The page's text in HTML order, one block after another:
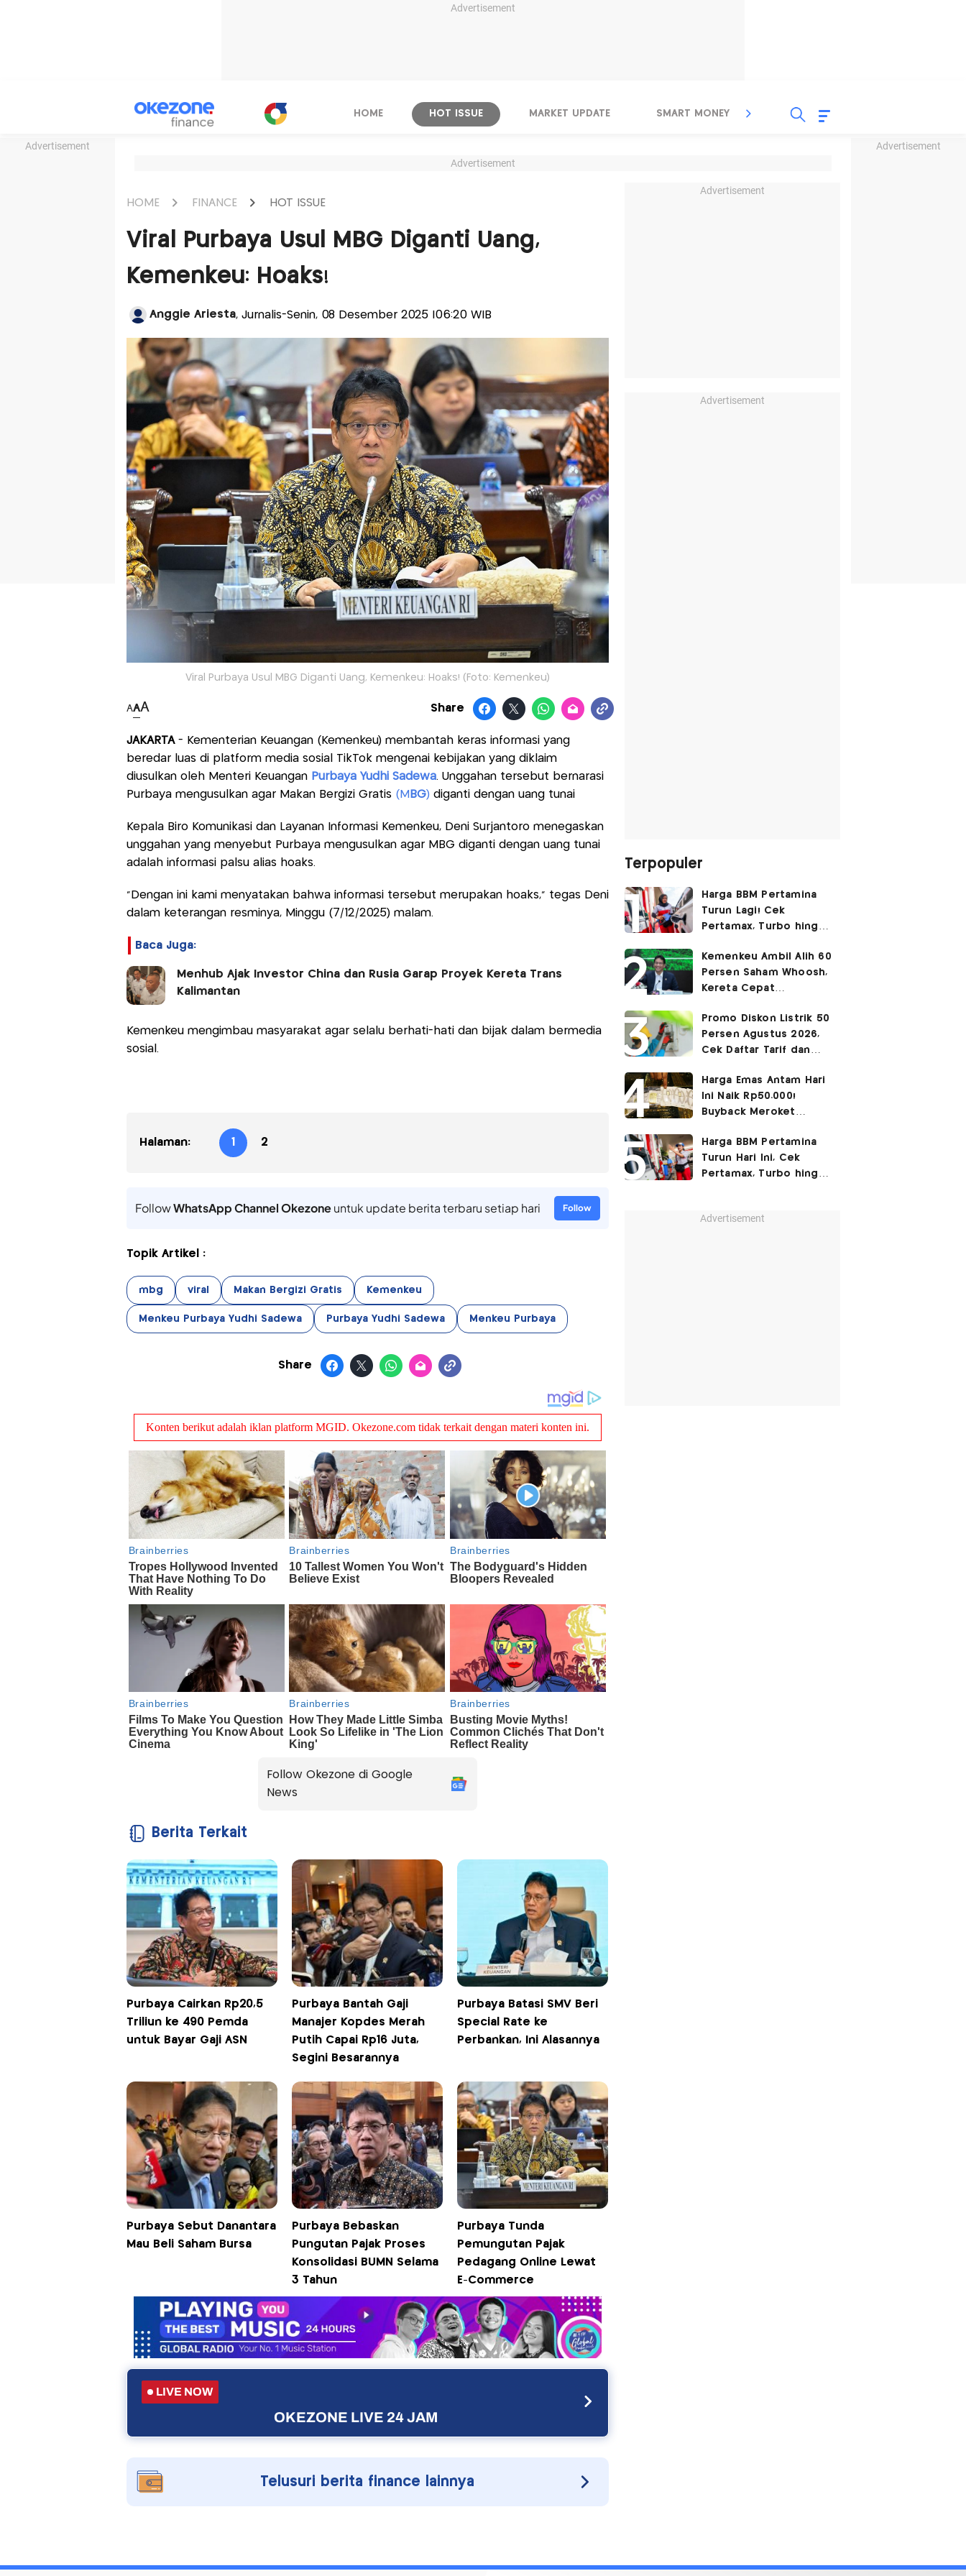
Advertisement
Advertisement Advertisement
HOME HOT ISSUE MARKET UPDATE SMART MONEY INSPIRASI BISNIS
Advertisement
HOME FINANCE HOT ISSUE
Viral Purbaya Usul MBG Diganti Uang,
Kemenkeu: Hoaks!
Anggie Ariesta, Jurnalis-Senin, 08 Desember 2025 |06:20 WIB
Viral Purbaya Usul MBG Diganti Uang, Kemenkeu: Hoaks! (Foto: Kemenkeu)
AAA Share
JAKARTA- Kementerian Keuangan (Kemenkeu) membantah keras informasi yang
beredar luas di platform media sosial TikTok mengenai kebijakan yang diklaim
diusulkan oleh Menteri Keuangan Purbaya Yudhi Sadewa. Unggahan tersebut bernarasi
Purbaya mengusulkan agar Makan Bergizi Gratis (M BG)diganti dengan uang tunai
Kepala Biro Komunikasi dan Layanan Informasi Kemenkeu, Deni Surjantoro menegaskan
unggahan yang menyebut Purbaya mengusulkan agar MBG diganti dengan uang tunai
adalah informasi palsu alias hoaks.
"Dengan ini kami menyatakan bahwa informasi tersebut merupakan hoaks," tegas Deni
dalam keterangan resminya, Minggu (7/12/2025) malam.
Baca Juga:
Menhub Ajak Investor China dan Rusia Garap Proyek Kereta Trans
Kalimantan
Kemenkeu mengimbau masyarakat agar selalu berhati-hati dan bijak dalam bermedia
sosial.
Halaman: 1 2
FollowWhatsApp Channel Okezoneuntuk update berita terbaru setiap hari Follow
Topik Artikel :
mbg viral Makan Bergizi Gratis Kemenkeu
Menkeu Purbaya Yudhi Sadewa Purbaya Yudhi Sadewa Menkeu Purbaya
Share
Follow Okezone di Google
News
Berita Terkait
Purbaya Cairkan Rp20,5
Triliun ke 490 Pemda
untuk Bayar Gaji ASN
Purbaya Bantah Gaji
Manajer Kopdes Merah
Putih Capai Rp16 Juta,
Segini Besarannya
Purbaya Batasi SMV Beri
Special Rate ke
Perbankan, Ini Alasannya
Purbaya Sebut Danantara
Mau Beli Saham Bursa
Purbaya Bebaskan
Pungutan Pajak Proses
Konsolidasi BUMN Selama
3 Tahun
Purbaya Tunda
Pemungutan Pajak
Pedagang Online Lewat
E-Commerce
LIVE NOW
OKEZONE LIVE 24 JAM
Telusuri berita finance lainnya
Advertisement
Advertisement
Terpopuler
Harga BBM Pertamina
Turun Lagi! Cek
Pertamax, Turbo hingga
Agustus 2026
Kemenkeu Ambil Alih 60
Persen Saham Whoosh,
Kereta Cepat
Surabaya
Promo Diskon Listrik 50
Persen Agustus 2026,
Cek Daftar Tarif dan
Harga Emas Antam Hari
Ini Naik Rp50.000!
Buyback Meroket
Harga BBM Pertamina
Turun Hari Ini, Cek
Pertamax, Turbo hingga
Advertisement